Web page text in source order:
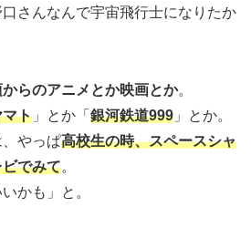
さんなんで宇宙飛行士になりたか
らのアニメとか映画とか。
ト 」とか「 銀河鉄道999 」とか。
やっぱ高校生の時、スペースシャ
でみて。
かも」と。